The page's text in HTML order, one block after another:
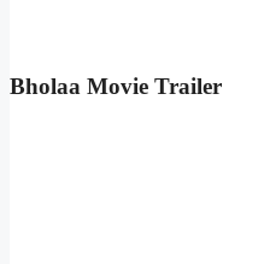
Bholaa Movie Trailer